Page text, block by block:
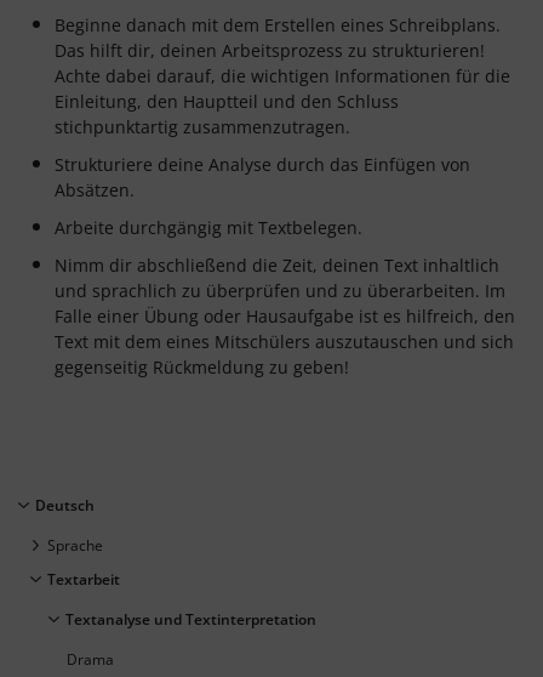
Beginne danach mit dem Erstellen eines Schreibplans.
Das hilft dir, deinen Arbeitsprozess zu strukturieren!
Achte dabei darauf, die wichtigen Informationen für die
Einleitung, den Hauptteil und den Schluss
stichpunktartig zusammenzutragen.
Strukturiere deine Analyse durch das Einfügen von
Absätzen.
Arbeite durchgängig mit Textbelegen.
Nimm dir abschließend die Zeit, deinen Text inhaltlich
und sprachlich zu überprüfen und zu überarbeiten. Im
Falle einer Übung oder Hausaufgabe ist es hilfreich, den
Text mit dem eines Mitschülers auszutauschen und sich
gegenseitig Rückmeldung zu geben!
Deutsch
Sprache
Textarbeit
Textanalyse und Textinterpretation
Drama